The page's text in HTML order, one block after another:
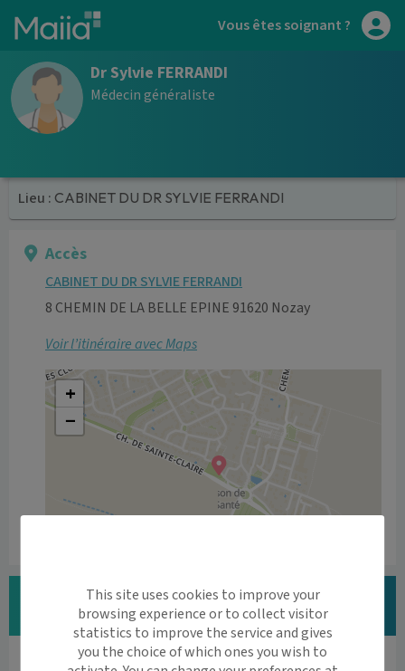
Aller au contenu principal Vous êtes soignant ?
Dr Sylvie FERRANDI
Médecin généraliste
Lieu : CABINET DU DR SYLVIE FERRANDI
Accès
CABINET DU DR SYLVIE FERRANDI
8 CHEMIN DE LA BELLE EPINE 91620 Nozay
Voir l’itinéraire avec Maps
+
−
Vous êtes Dr Sylvie FERRANDI ?
Modifier vos informations
This site uses cookies to improve your
browsing experience or to collect visitor
statistics to improve the service and gives
you the choice of which ones you wish to